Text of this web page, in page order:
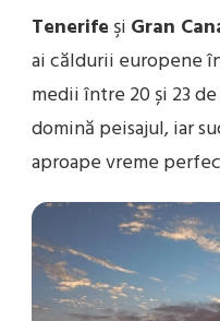
Tenerife şi Gran
ai căldurii europene
medii între 20 și 23
domină peisajul, iar
aproape vreme